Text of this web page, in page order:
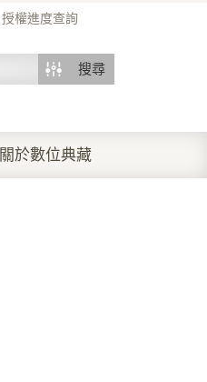
授權進度查詢
搜尋
關於數位典藏